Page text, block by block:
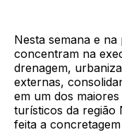
Nesta semana e
concentram na
drenagem,
externas,
em um dos
turísticos da região
feita a